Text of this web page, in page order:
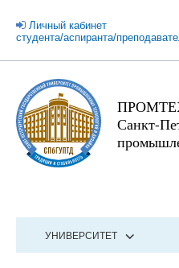
Личный кабинет
студента/аспиранта/
Санкт-
УНИВЕРСИТЕТ